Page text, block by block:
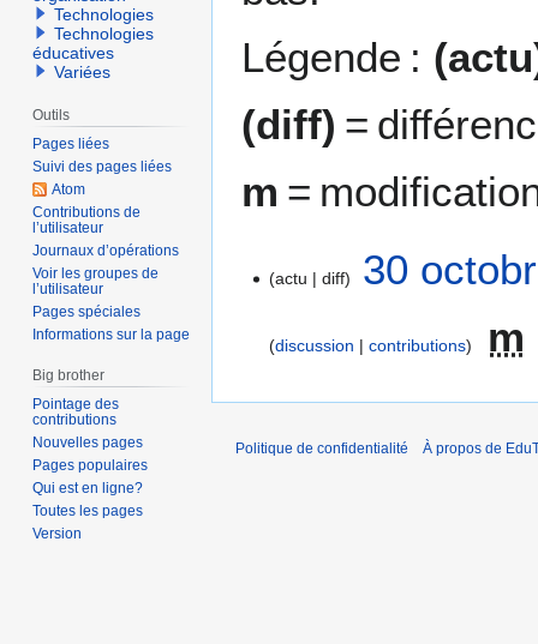
Légende :
(diff) =
m =
actu diff 30
discussion contributions m
Technologies
Technologies
éducatives
Variées
Outils
Pages liées
Suivi des pages liées
Atom
Contributions de
l’utilisateur
Journaux d’opérations
Voir les groupes de
l’utilisateur
Pages spéciales
Informations sur la page
Big brother
Pointage des
contributions
Nouvelles pages
Pages populaires
Qui est en ligne?
Toutes les pages
Version
Politique de confidentialité À propos de